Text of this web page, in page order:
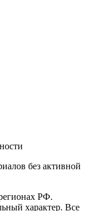
без активной
РФ.
характер. Все